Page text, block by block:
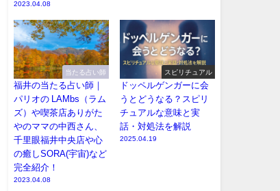
2023.04.08
当たる占い師
福井の当たる占い師｜
パリオの LAMbs（ラム
ズ）や喫茶店ありがた
やのママの中西さん、
千里眼福井中央店や心
の癒しSORA(宇宙)など
完全紹介！
2023.04.08
スピリチュアル
ドッペルゲンガーに会
うとどうなる？スピリ
チュアルな意味と実
話・対処法を解説
2025.04.19